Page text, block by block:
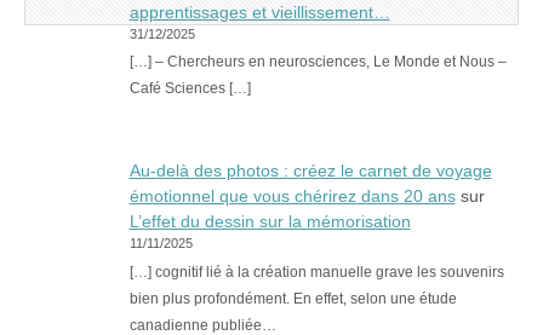
apprentissages et vieillissement…
31/12/2025
[…] – Chercheurs en neurosciences, Le Monde et Nous –
Café Sciences […]
Au-delà des photos : créez le carnet de voyage
émotionnel que vous chérirez dans 20 anssur
L’effet du dessin sur la mémorisation
11/11/2025
[…] cognitif lié à la création manuelle grave les souvenirs
bien plus profondément. En effet, selon une étude
canadienne publiée…